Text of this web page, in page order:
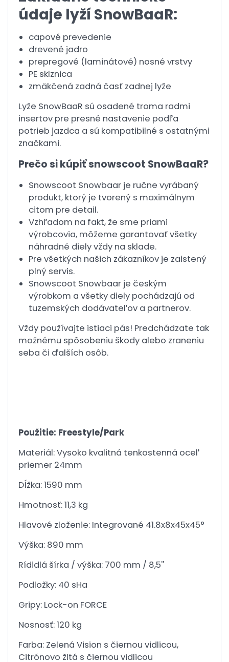
údaje lyží SnowBaaR:
capové prevedenie
drevené jadro
prepregové (laminátové) nosné vrstvy
PE sklznica
zmäkčená zadná časť zadnej lyže
Lyže SnowBaaR sú osadené troma radmi
insertov pre presné nastavenie podľa
potrieb jazdca a sú kompatibilné s ostatnými
značkami.
Prečo si kúpiť snowscoot SnowBaaR?
Snowscoot Snowbaar je ručne vyrábaný
produkt, ktorý je tvorený s maximálnym
citom pre detail.
Vzhľadom na fakt, že sme priami
výrobcovia, môžeme garantovať všetky
náhradné diely vždy na sklade.
Pre všetkých našich zákazníkov je zaistený
plný servis.
Snowscoot Snowbaar je českým
výrobkom a všetky diely pochádzajú od
tuzemských dodávateľov a partnerov.
Vždy používajte istiaci pás! Predchádzate tak
možnému spôsobeniu škody alebo zraneniu
seba či ďalších osôb.
Použitie: Freestyle/Park
Materiál: Vysoko kvalitná tenkostenná oceľ
priemer 24mm
Dĺžka: 1590 mm
Hmotnosť: 11,3 kg
Hlavové zloženie: Integrované 41.8x8x45x45°
Výška: 890 mm
Rídidlá šírka / výška: 700 mm / 8,5''
Podložky: 40 sHa
Gripy: Lock-on FORCE
Nosnosť: 120 kg
Farba: Zelená Vision s čiernou vidlicou,
Citrónovo žltá s čiernou vidlicou